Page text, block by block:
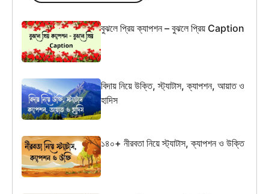
বুঝলে প্রিয় ক্যাপশন – বুঝলে প্রিয় Caption
বিদায় নিয়ে উক্তি, স্ট্যাটাস, ক্যাপশন, আয়াত ও
হাদিস
১৪০+ নীরবতা নিয়ে স্ট্যাটাস, ক্যাপশন ও উক্তি